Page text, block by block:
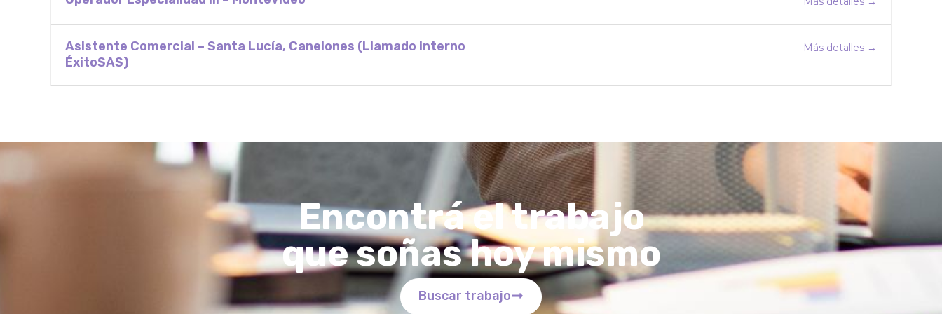
Asistente Comercial – Santa Lucía, Canelones (Llamado interno
ÉxitoSAS)
Más detalles
Encontrá el trabajo
que soñas hoy mismo
Buscar trabajo